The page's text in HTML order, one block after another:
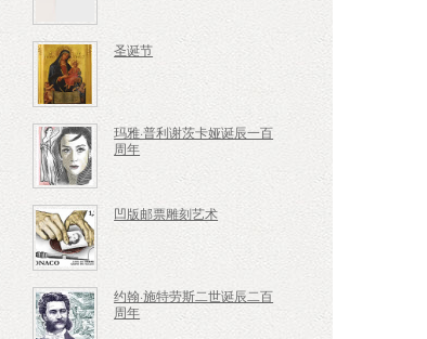
圣诞节
玛雅·普利谢茨卡娅诞辰一百
周年
凹版邮票雕刻艺术
约翰·施特劳斯二世诞辰二百
周年